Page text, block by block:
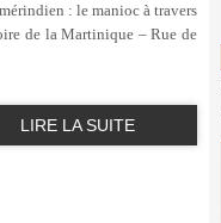
: le manioc à travers
de la Martinique – Rue de
LIRE LA SUITE